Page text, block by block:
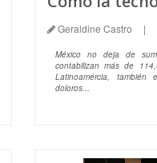
Geraldine Castro |
México no deja de
contabilizan más de
Latinoamércia, también
doloros...